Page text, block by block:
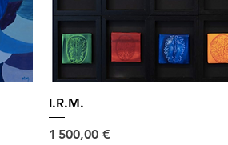
I.R.M.
Prix
1 500,00 €